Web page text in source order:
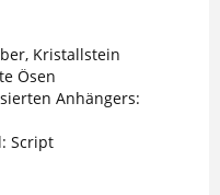
Kristallstein
Ösen
Anhängers:
Script